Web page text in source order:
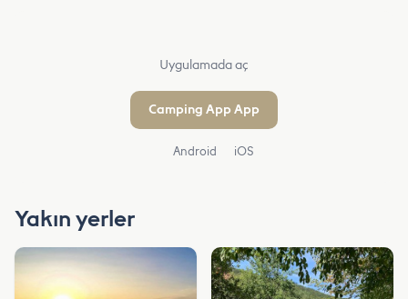
Uygulamada aç
Camping App App
Android iOS
Yakın yerler